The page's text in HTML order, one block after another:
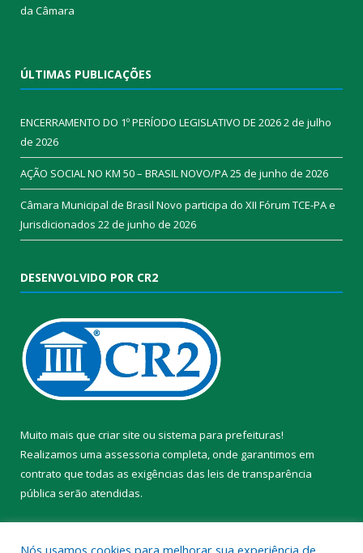
da Câmara​
ÚLTIMAS PUBLICAÇÕES
ENCERRAMENTO DO 1º PERÍODO LEGISLATIVO DE 20262 de julho
de 2026
AÇÃO SOCIAL NO KM 50 – BRASIL NOVO/PA25 de junho de 2026
Câmara Municipal de Brasil Novo participa do XII Fórum TCE-PA e
Jurisdicionados 22 de junho de 2026
DESENVOLVIDO POR CR2
Muito mais que criar site ou sistema para prefeituras!
Realizamos uma assessoria completa, onde garantimos em
contrato que todas as exigências das leis de transparência
pública serão atendidas.
Nós usamos cookies para melhorar sua experiência de